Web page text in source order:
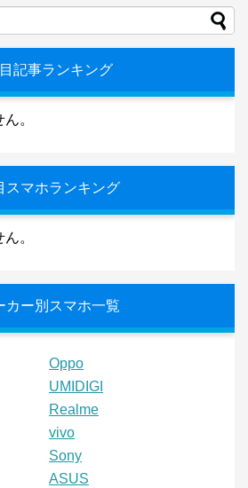
記事ランキング
。
スマホランキング
。
カー別スマホ一覧
Oppo
UMIDIGI
Realme
vivo
Sony
ASUS